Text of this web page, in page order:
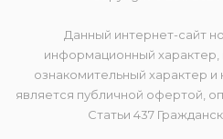
Данный интернет-сайт
информационный
ознакомительный характер и
является публичной офертой,
Статьи 437